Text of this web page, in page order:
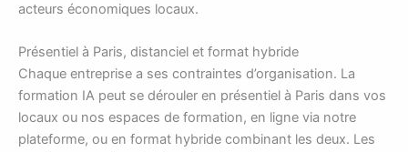
acteurs économiques locaux.
Présentiel à Paris, distanciel et format hybride
Chaque entreprise a ses contraintes d’organisation. La
formation IA peut se dérouler en présentiel à Paris dans vos
locaux ou nos espaces de formation, en ligne via notre
plateforme, ou en format hybride combinant les deux. Les